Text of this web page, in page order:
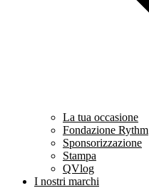
La tua occasione
Fondazione Rythm
Sponsorizzazione
Stampa
QVlog
I nostri marchi